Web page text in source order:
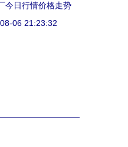
今日行情价格走势
06 21:23:32